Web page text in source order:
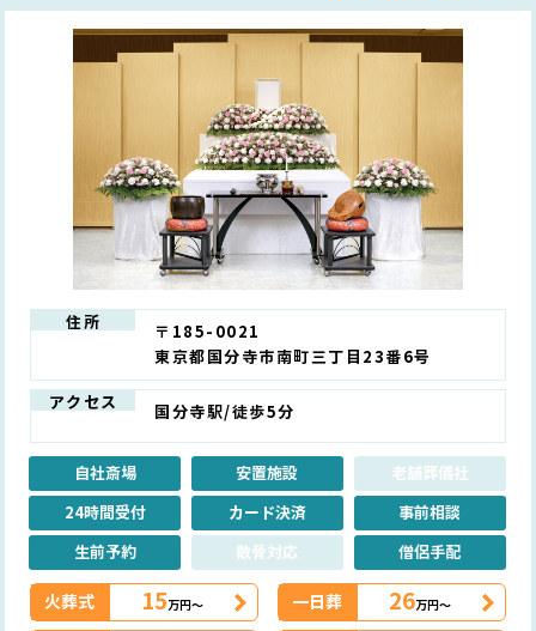
住所
〒185-0021
東京都国分寺市南町三丁目23番6号
アクセス 国分寺駅/徒歩5分
自社斎場 安置施設
老舗葬儀社
24時間受付
カード決済
事前相談
生前予約
散骨対応 僧侶手配
火葬式 15万円～ 一日葬 26万円～